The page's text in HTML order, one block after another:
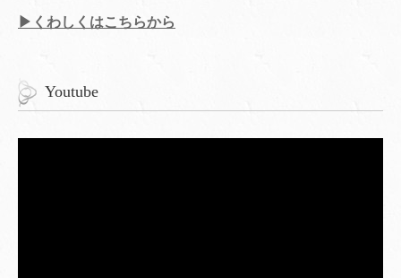
▶くわしくはこちらから
Youtube